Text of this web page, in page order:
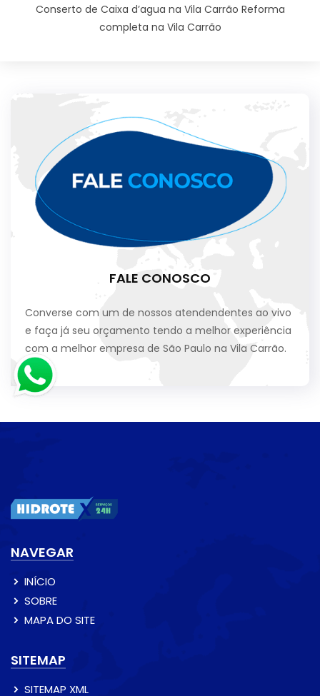
Conserto de Caixa d’agua na Vila Carrão Reforma
completa na Vila Carrão
FALE CONOSCO
Converse com um de nossos atendendentes ao vivo
e faça já seu orçamento tendo a melhor experiência
com a melhor empresa de São Paulo na Vila Carrão.
NAVEGAR
INÍCIO
SOBRE
MAPA DO SITE
SITEMAP
SITEMAP XML